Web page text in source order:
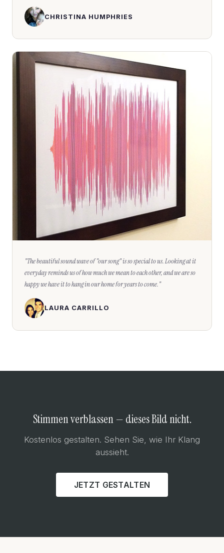
CHRISTINA HUMPHRIES
"The beautiful sound wave of "our song" is so special to us. Looking at it
everyday reminds us of how much we mean to each other, and we are so
happy we have it to hang in our home for years to come."
LAURA CARRILLO
Stimmen verblassen — dieses Bild nicht.
Kostenlos gestalten. Sehen Sie, wie Ihr Klang
aussieht.
JETZT GESTALTEN